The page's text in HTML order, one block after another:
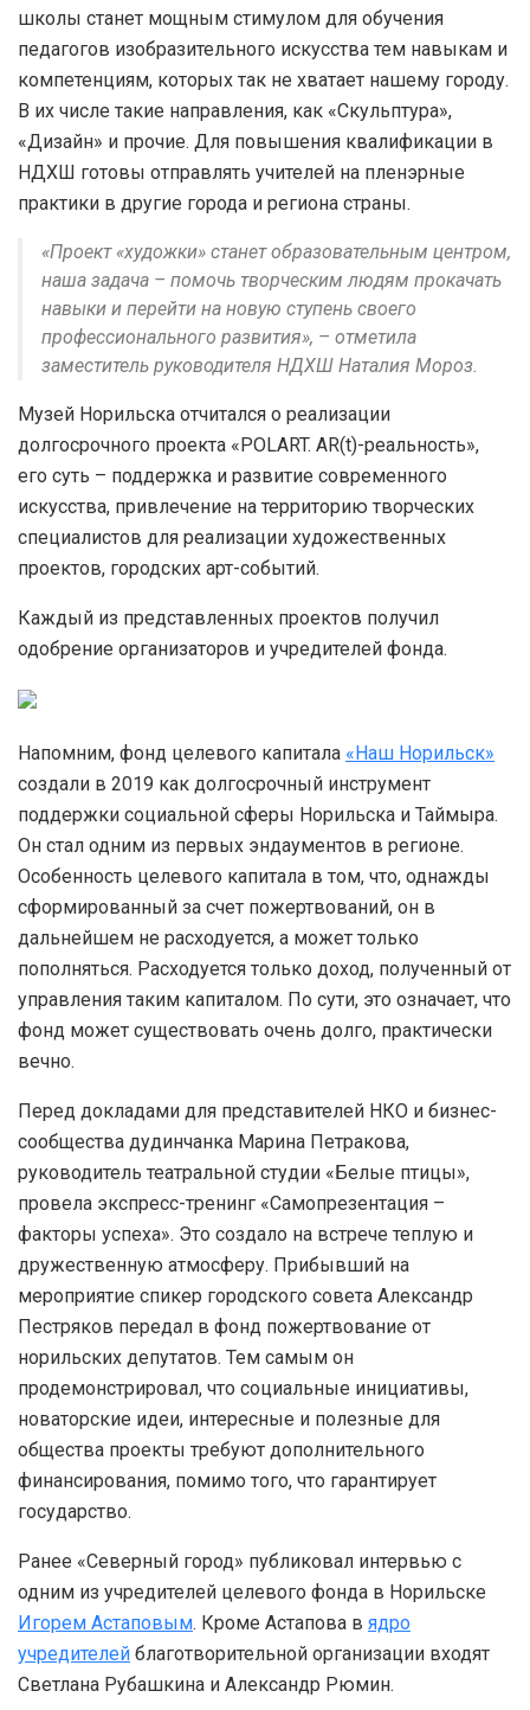
школы станет мощным стимулом для обучения
педагогов изобразительного искусства тем навыкам и
компетенциям, которых так не хватает нашему городу.
В их числе такие направления, как «Скульптура»,
«Дизайн» и прочие. Для повышения квалификации в
НДХШ готовы отправлять учителей на пленэрные
практики в другие города и региона страны.
«Проект «художки» станет образовательным центром,
наша задача – помочь творческим людям прокачать
навыки и перейти на новую ступень своего
профессионального развития», – отметила
заместитель руководителя НДХШ Наталия Мороз.
Музей Норильска отчитался о реализации
долгосрочного проекта «POLART. AR(t)-реальность»,
его суть – поддержка и развитие современного
искусства, привлечение на территорию творческих
специалистов для реализации художественных
проектов, городских арт-событий.
Каждый из представленных проектов получил
одобрение организаторов и учредителей фонда.
Напомним, фонд целевого капитала «Наш Норильск»
создали в 2019 как долгосрочный инструмент
поддержки социальной сферы Норильска и Таймыра.
Он стал одним из первых эндаументов в регионе.
Особенность целевого капитала в том, что, однажды
сформированный за счет пожертвований, он в
дальнейшем не расходуется, а может только
пополняться. Расходуется только доход, полученный от
управления таким капиталом. По сути, это означает, что
фонд может существовать очень долго, практически
вечно.
Перед докладами для представителей НКО и бизнес-
сообщества дудинчанка Марина Петракова,
руководитель театральной студии «Белые птицы»,
провела экспресс-тренинг «Самопрезентация –
факторы успеха». Это создало на встрече теплую и
дружественную атмосферу. Прибывший на
мероприятие спикер городского совета Александр
Пестряков передал в фонд пожертвование от
норильских депутатов. Тем самым он
продемонстрировал, что социальные инициативы,
новаторские идеи, интересные и полезные для
общества проекты требуют дополнительного
финансирования, помимо того, что гарантирует
государство.
Ранее «Северный город» публиковал интервью с
одним из учредителей целевого фонда в Норильске
Игорем Астаповым. Кроме Астапова в ядро
учредителей благотворительной организации входят
Светлана Рубашкина и Александр Рюмин.